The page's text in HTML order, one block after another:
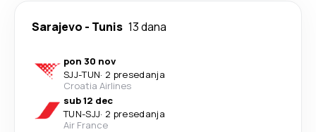
Sarajevo - Tunis 13 dana
pon 30 nov
SJJ-TUN· 2 presedanja
Croatia Airlines
sub 12 dec
TUN-SJJ· 2 presedanja
Air France